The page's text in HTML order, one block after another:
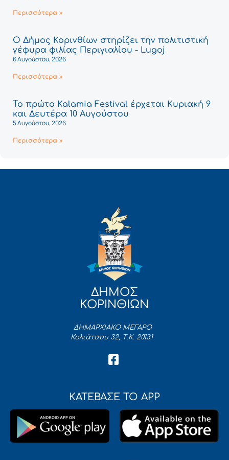
Περισσότερα »
Ο Δήμος Κορινθίων στηρίζει την πολιτιστική
γέφυρα φιλίας Περιγιαλίου - Lugoj
6 Αυγούστου, 2026
Περισσότερα »
Το πρώτο Kalamia Festival έρχεται Κυριακή 9
και Δευτέρα 10 Αυγούστου
5 Αυγούστου, 2026
Περισσότερα »
ΔΗΜΟΣ
ΚΟΡΙΝΘΙΩΝ
ΔΗΜΑΡΧΙΑΚΟ ΜΕΓΑΡΟ
Κολιάτσου 32, Τ.Κ. 20131
ΚΑΤΕΒΑΣΕ ΤΟ APP